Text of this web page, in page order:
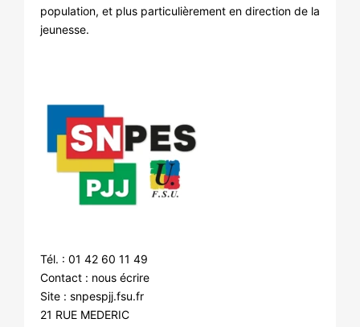
population, et plus particulièrement en direction de la
jeunesse.
Tél. : 01 42 60 11 49
Contact : nous écrire
Site : snpespjj.fsu.fr
21 RUE MEDERIC